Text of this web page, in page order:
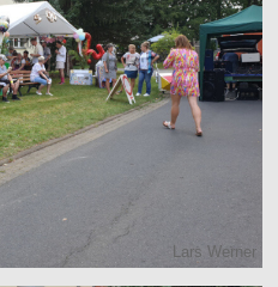
Lars Werner